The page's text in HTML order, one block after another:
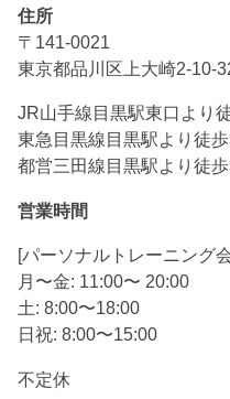
住所
〒141-0021
東京都品川区上大崎2-10-
JR山手線目黒駅東口より
東急目黒線目黒駅より徒
都営三田線目黒駅より徒
営業時間
[パーソナルトレーニング
月〜金: 11:00〜 20:00
土: 8:00〜18:00
日祝: 8:00〜15:00
不定休